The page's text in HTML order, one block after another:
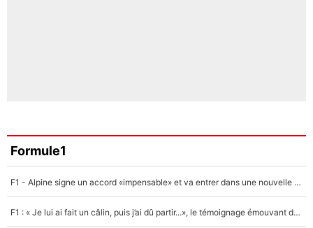
Formule1
F1 - Alpine signe un accord «impensable» et va entrer dans une nouvelle dimension : Grande nouvelle pour Pierre Gasly !
F1 : « Je lui ai fait un câlin, puis j’ai dû partir...», le témoignage émouvant de Max Verstappen sur sa fille